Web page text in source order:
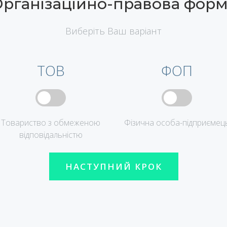
Виберіть Ваш варіант
ТОВ
Товариство з обмеженою
відповідальністю
ФОП
Фізична особа-
НАСТУПНИЙ КРОК